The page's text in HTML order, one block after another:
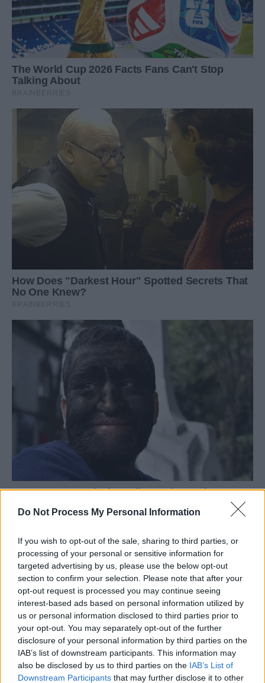
Do Not Process My Personal Information
If you wish to opt-out of the sale, sharing to third parties, or
processing of your personal or sensitive information for
targeted advertising by us, please use the below opt-out
section to confirm your selection. Please note that after your
opt-out request is processed you may continue seeing
interest-based ads based on personal information utilized by
us or personal information disclosed to third parties prior to
your opt-out. You may separately opt-out of the further
disclosure of your personal information by third parties on the
IAB’s list of downstream participants. This information may
also be disclosed by us to third parties on the IAB’s List of
Downstream Participants that may further disclose it to other